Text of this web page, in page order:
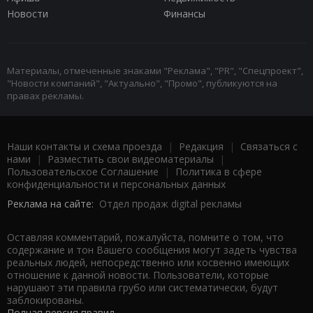
Новости
Финансы
Материалы, отмеченные знаками "Реклама", "PR", "Спецпроект",
"Новости компаний", "Актуально", "Промо", публикуются на
правах рекламы.
Наши контакты и схема проезда | Редакция | Связаться с
нами | Разместить свои видеоматериалы |
Пользовательское Соглашение |
Политика в сфере
конфиденциальности и персональных данных
Реклама на сайте: Отдел продаж digital рекламы
Оставляя комментарий, пожалуйста, помните о том, что
содержание и тон Вашего сообщения могут задеть чувства
реальных людей, непосредственно или косвенно имеющих
отношение к данной новости. Пользователи, которые
нарушают эти правила грубо или систематически, будут
заблокированы.